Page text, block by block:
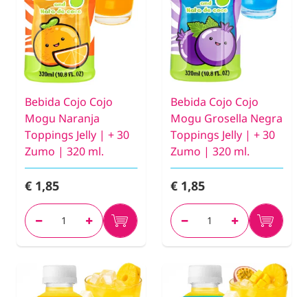
Bebida Cojo Cojo
Mogu Naranja
Toppings Jelly | + 30
Zumo | 320 ml.
€ 1,85
Bebida Cojo Cojo
Mogu Grosella Negra
Toppings Jelly | + 30
Zumo | 320 ml.
€ 1,85